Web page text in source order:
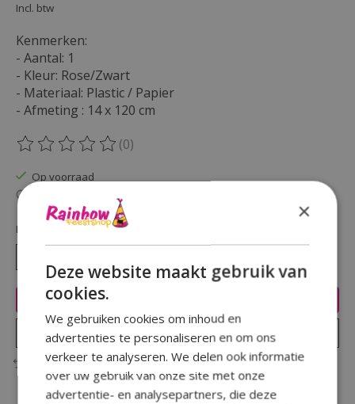
Incl. btw
Kenmerken:
- Aantal: 1
- Kleur: Rose/Zwart
- Materiaal: Plastic / Papier
- Afmeting : 14 x 120 cm
De beoordeling van dit product is
(0)
Op voorraad
Beschikbaarheid in de winkel controleren
Hoeveelheid:
Toevoegen aan winkelwagen
Plaats bestelling
Toevoegen om te vergelijken
×
Deze website maakt gebruik van
cookies.
We gebruiken cookies om inhoud en
advertenties te personaliseren en om ons
verkeer te analyseren. We delen ook informatie
over uw gebruik van onze site met onze
advertentie- en analysepartners, die deze